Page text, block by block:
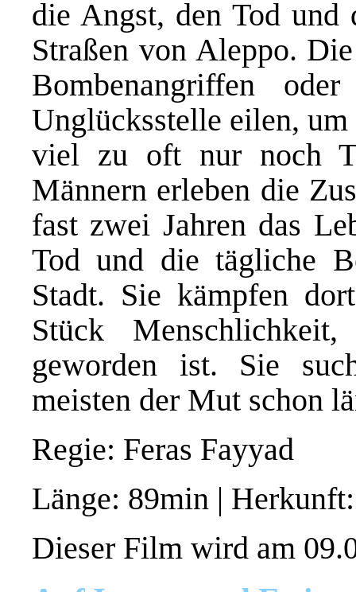
die Angst, den Tod
Straßen von Aleppo.
Bombenangriffen
Unglücksstelle eilen,
viel zu oft nur noch
Männern erleben die
fast zwei Jahren das
Tod und die tägliche
Stadt. Sie kämpfen
Stück
geworden ist. Sie
meisten der Mut schon
Regie: Feras Fayyad
Länge: 89min |
Dieser Film wird am